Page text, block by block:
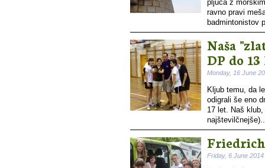
pljuča z
ravno pravi
badmintonistov
Naša
DP do
Monday, 16 June
Kljub temu, da
odigrali še eno
17 let. Naš
Friday, 6 June 2014